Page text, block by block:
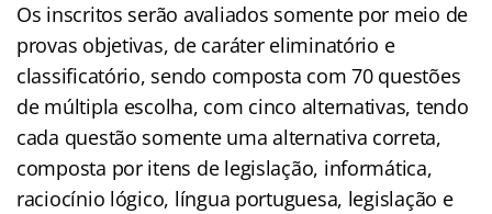
Os inscritos serão avaliados somente por meio de
provas objetivas, de caráter eliminatório e
classificatório, sendo composta com 70 questões
de múltipla escolha, com cinco alternativas, tendo
cada questão somente uma alternativa correta,
composta por itens de legislação, informática,
raciocínio lógico, língua portuguesa, legislação e